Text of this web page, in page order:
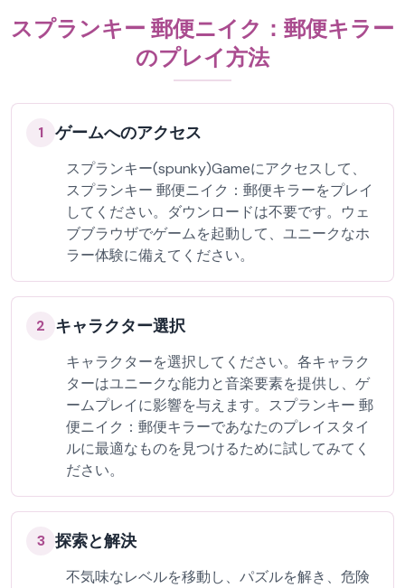
スプランキー 郵便ニイク：郵便キラー
のプレイ方法
1 ゲームへのアクセス
スプランキー(spunky)Gameにアクセスして、
スプランキー 郵便ニイク：郵便キラーをプレイ
してください。ダウンロードは不要です。ウェ
ブブラウザでゲームを起動して、ユニークなホ
ラー体験に備えてください。
2 キャラクター選択
キャラクターを選択してください。各キャラク
ターはユニークな能力と音楽要素を提供し、ゲ
ームプレイに影響を与えます。スプランキー 郵
便ニイク：郵便キラーであなたのプレイスタイ
ルに最適なものを見つけるために試してみてく
ださい。
3 探索と解決
不気味なレベルを移動し、パズルを解き、危険